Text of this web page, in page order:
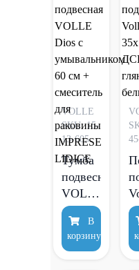
VOLLE
SKU: 15-
13-605
Тумба
подвесная
VOLLE
Dios с
60 см +
В
корзину